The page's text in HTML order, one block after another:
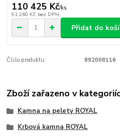
110 425 Kč/ks
91 260 Kč bez DPH
Přidat do
Číslo produktu: 892008116
Zboží zařazeno v
Kamna na pelety ROYAL
Krbová kamna ROYAL